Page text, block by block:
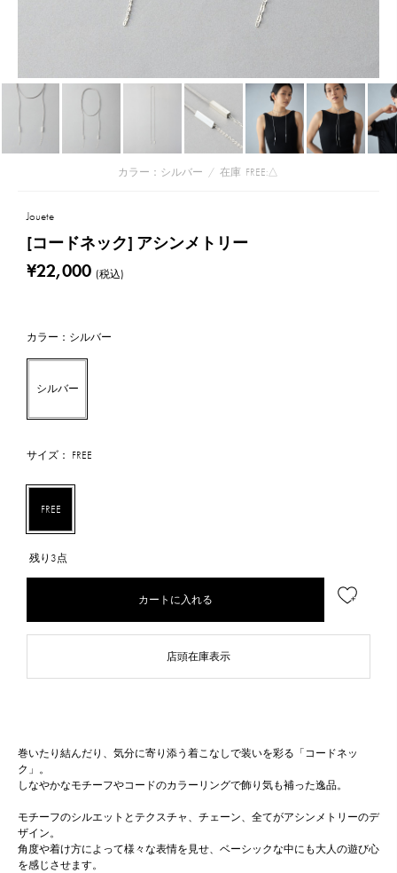
カラー：シルバー / 在庫 FREE:△
Jouete
[コードネック] アシンメトリー
¥22,000 (税込)
カラー：シルバー
シルバー
サイズ： FREE
FREE
残り3点
カートに入れる
店頭在庫表示
巻いたり結んだり、気分に寄り添う着こなしで装いを彩る「コードネッ
ク」。
しなやかなモチーフやコードのカラーリングで飾り気も補った逸品。
モチーフのシルエットとテクスチャ、チェーン、全てがアシンメトリーのデ
ザイン。
角度や着け方によって様々な表情を見せ、ベーシックな中にも大人の遊び心
を感じさせます。